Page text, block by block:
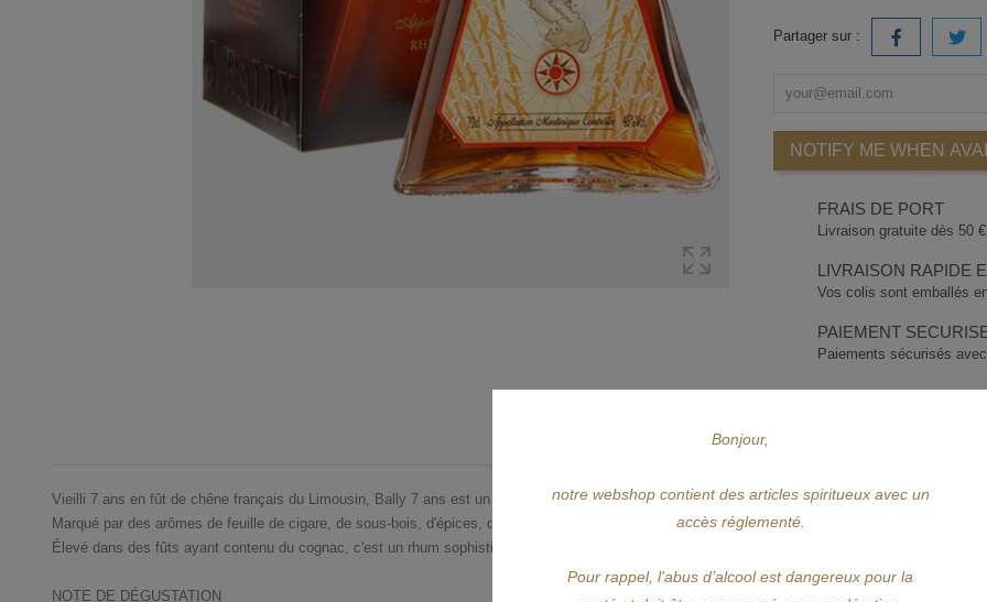
Partager sur :
NOTIFY ME WHEN
FRAIS DE PORT
Livraison gratuite dès 50
LIVRAISON RAPIDE
Vos colis sont emballés
PAIEMENT
Paiements sécurisés
DÉTAILS DU PRODUIT
Vieilli 7 ans en fût de chêne français du Limousin, Bally 7 ans est un rhum agricole d'une grande finesse avec beaucoup de maturité.
Marqué par des arômes de feuille de cigare, de sous-bois, d'épices, de fruits secs et chocolat, il fait partie des produits haut de gamme mais
Élevé dans des fûts ayant contenu du cognac, c'est un rhum sophistiqué et complexe.
NOTE DE DÉGUSTATION
Bonjour,
notre webshop contient des articles spiritueux avec un
accès réglementé.
Pour rappel, l'abus d’alcool est dangereux pour la